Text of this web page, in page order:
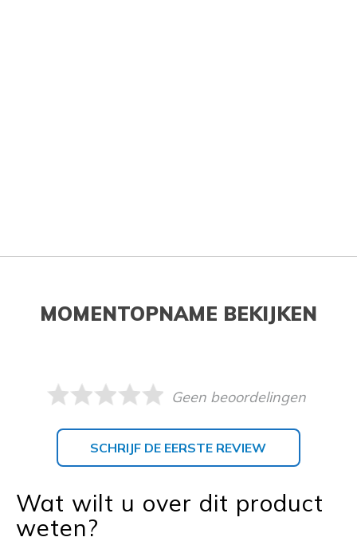
MOMENTOPNAME BEKIJKEN
Geen beoordelingen
SCHRIJF DE EERSTE REVIEW
Wat wilt u over dit product
weten?